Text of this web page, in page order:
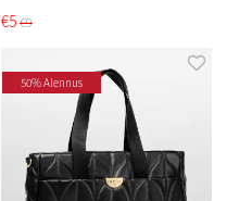
€5€9
50% Alennus